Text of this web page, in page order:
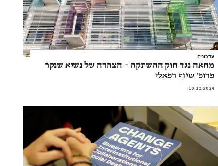
עדכונים
מחאה נגד חוק ההשתקה – הצהרה של נשיא שנקר
פרופ' שיזף רפאלי
10.12.2024